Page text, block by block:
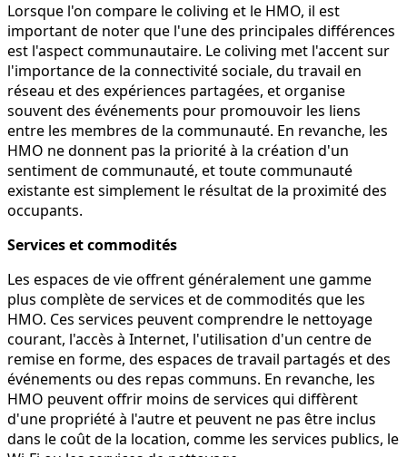
Lorsque l'on compare le coliving et le HMO, il est
important de noter que l'une des principales différences
est l'aspect communautaire. Le coliving met l'accent sur
l'importance de la connectivité sociale, du travail en
réseau et des expériences partagées, et organise
souvent des événements pour promouvoir les liens
entre les membres de la communauté. En revanche, les
HMO ne donnent pas la priorité à la création d'un
sentiment de communauté, et toute communauté
existante est simplement le résultat de la proximité des
occupants.
Services et commodités
Les espaces de vie offrent généralement une gamme
plus complète de services et de commodités que les
HMO. Ces services peuvent comprendre le nettoyage
courant, l'accès à Internet, l'utilisation d'un centre de
remise en forme, des espaces de travail partagés et des
événements ou des repas communs. En revanche, les
HMO peuvent offrir moins de services qui diffèrent
d'une propriété à l'autre et peuvent ne pas être inclus
dans le coût de la location, comme les services publics, le